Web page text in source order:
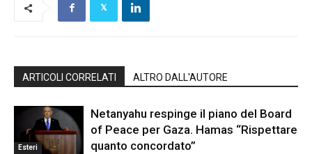
ARTICOLI CORRELATI ALTRO DALL'AUTORE
Esteri
Netanyahu respinge il piano del Board
of Peace per Gaza. Hamas “Rispettare
quanto concordato”